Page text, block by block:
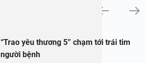
“Trao yêu thương 5” chạm tới trái tim
người bệnh